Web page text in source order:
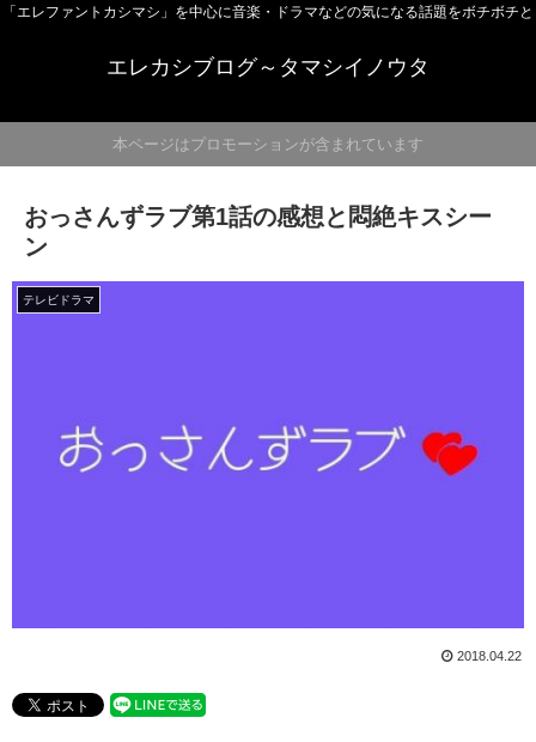
「エレファントカシマシ」を中心に音楽・ドラマなどの気になる話題をボチボチと
エレカシブログ～タマシイノウタ
本ページはプロモーションが含まれています
おっさんずラブ第1話の感想と悶絶キスシー
ン
テレビドラマ
2018.04.22